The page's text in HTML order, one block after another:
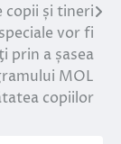
copii și tineri
vor fi
prin a șasea
MOL
copiilor